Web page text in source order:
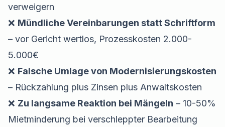
verweigern
❌ Mündliche Vereinbarungen statt Schriftform
– vor Gericht wertlos, Prozesskosten 2.000-
5.000€
❌ Falsche Umlage von Modernisierungskosten
– Rückzahlung plus Zinsen plus Anwaltskosten
❌ Zu langsame Reaktion bei Mängeln – 10-50%
Mietminderung bei verschleppter Bearbeitung